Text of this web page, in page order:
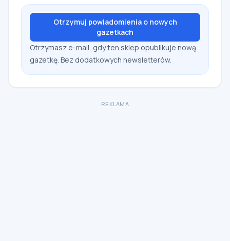
Otrzymuj powiadomienia o nowych
gazetkach
Otrzymasz e-mail, gdy ten sklep opublikuje nową
gazetkę. Bez dodatkowych newsletterów.
REKLAMA